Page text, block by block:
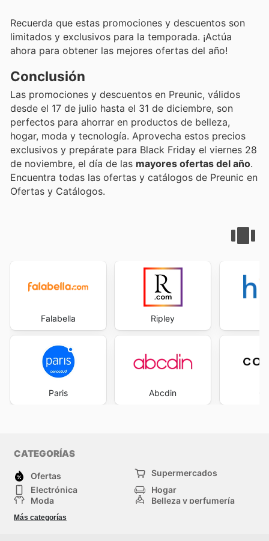
Recuerda que estas promociones y descuentos son
limitados y exclusivos para la temporada. ¡Actúa
ahora para obtener las mejores ofertas del año!
Conclusión
Las promociones y descuentos en Preunic, válidos
desde el 17 de julio hasta el 31 de diciembre, son
perfectos para ahorrar en productos de belleza,
hogar, moda y tecnología. Aprovecha estos precios
exclusivos y prepárate para Black Friday el viernes 28
de noviembre, el día de las mayores ofertas del año.
Encuentra todas las ofertas y catálogos de Preunic en
Ofertas y Catálogos.
Falabella
Paris
Ripley
Abcdin
CATEGORÍAS
Ofertas
Supermercados
Electrónica
Hogar
Moda
Belleza y perfumería
Deporte
Más categorías